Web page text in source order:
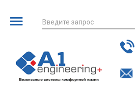
Введите запрос
товаров